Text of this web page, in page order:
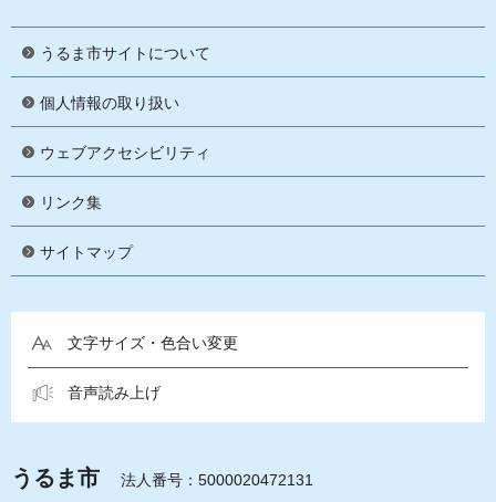
うるま市サイトについて
個人情報の取り扱い
ウェブアクセシビリティ
リンク集
サイトマップ
文字サイズ・色合い変更
音声読み上げ
うるま市
法人番号：5000020472131